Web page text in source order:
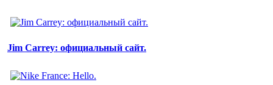
Jim Carrey: официальный сайт.